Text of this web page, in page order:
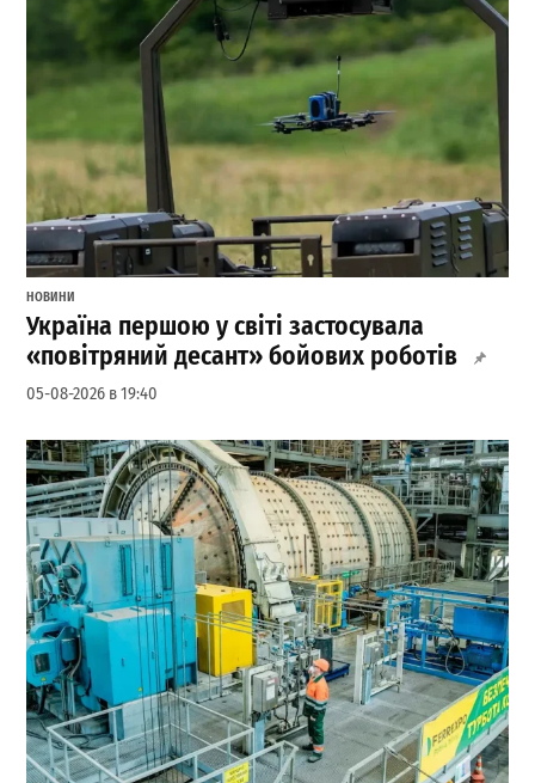
НОВИНИ
Україна першою у світі застосувала
«повітряний десант» бойових роботів
05-08-2026 в 19:40